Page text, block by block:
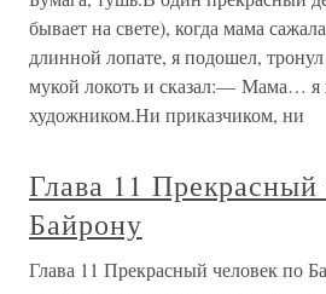
бывает на свете), когда мама
длинной лопате, я подошел,
мукой локоть и сказал:— Мама… я
художником.Ни приказчиком, ни
Глава 11 Прекрасный
Байрону
Глава 11 Прекрасный человек по